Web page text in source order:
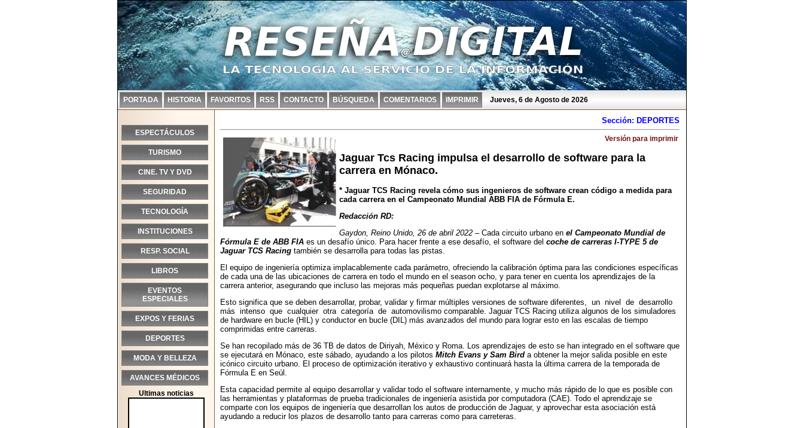
PORTADA HISTORIA FAVORITOS RSS CONTACTO BÚSQUEDA COMENTARIOS IMPRIMIR Jueves, 6 de Agosto de 2026
ESPECTÁCULOS
TURISMO
CINE. TV Y DVD
SEGURIDAD
TECNOLOGÍA
INSTITUCIONES
RESP. SOCIAL
LIBROS
EVENTOS
ESPECIALES
EXPOS Y FERIAS
DEPORTES
MODA Y BELLEZA
AVANCES MÉDICOS
Ultimas noticias
Sección: DEPORTES
Versión para imprimir
Jaguar Tcs Racing impulsa el desarrollo de software para la
carrera en Mónaco.
* Jaguar TCS Racing revela cómo sus ingenieros de software crean código a medida para
cada carrera en el Campeonato Mundial ABB FIA de Fórmula E.
Redacción RD:
Gaydon, Reino Unido, 26 de abril 2022 – Cada circuito urbano en el Campeonato Mundial de
Fórmula E de ABB FIA es un desafío único. Para hacer frente a ese desafío, el software del coche de carreras I-TYPE 5 de
Jaguar TCS Racing también se desarrolla para todas las pistas.
El equipo de ingeniería optimiza implacablemente cada parámetro, ofreciendo la calibración óptima para las condiciones específicas
de cada una de las ubicaciones de carrera en todo el mundo en el season ocho, y para tener en cuenta los aprendizajes de la
carrera anterior, asegurando que incluso las mejoras más pequeñas puedan explotarse al máximo.
Esto significa que se deben desarrollar, probar, validar y firmar múltiples versiones de software diferentes, un nivel de desarrollo
más intenso que cualquier otra categoría de automovilismo comparable. Jaguar TCS Racing utiliza algunos de los simuladores
de hardware en bucle (HIL) y conductor en bucle (DIL) más avanzados del mundo para lograr esto en las escalas de tiempo
comprimidas entre carreras.
Se han recopilado más de 36 TB de datos de Diriyah, México y Roma. Los aprendizajes de esto se han integrado en el software que
se ejecutará en Mónaco, este sábado, ayudando a los pilotos Mitch Evans y Sam Bird a obtener la mejor salida posible en este
icónico circuito urbano. El proceso de optimización iterativo y exhaustivo continuará hasta la última carrera de la temporada de
Fórmula E en Seúl.
Esta capacidad permite al equipo desarrollar y validar todo el software internamente, y mucho más rápido de lo que es posible con
las herramientas y plataformas de prueba tradicionales de ingeniería asistida por computadora (CAE). Todo el aprendizaje se
comparte con los equipos de ingeniería que desarrollan los autos de producción de Jaguar, y aprovechar esta asociación está
ayudando a reducir los plazos de desarrollo tanto para carreras como para carreteras.